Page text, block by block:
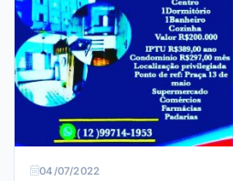
04/07/2022